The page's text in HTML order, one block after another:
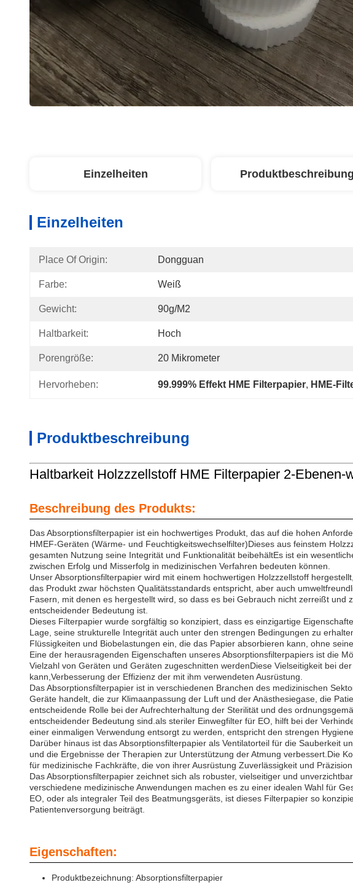
Einzelheiten Produktbeschreibung
Einzelheiten
Place Of Origin: Dongguan
Farbe: Weiß
Gewicht: 90g/m2
Haltbarkeit: Hoch
Porengröße: 20 Mikrometer
Hervorheben: 99.999% Effekt HME Filterpapier, HME-
Produktbeschreibung
Haltbarkeit Holzzzellstoff HME Filterpapier 2-
Beschreibung des Produkts:
Das Absorptionsfilterpapier ist ein hochwertiges Produkt, das auf die hohen
HMEF-Geräten (Wärme- und Feuchtigkeitswechselfilter)Dieses aus feinstem
gesamten Nutzung seine Integrität und Funktionalität beibehältEs ist ein
zwischen Erfolg und Misserfolg in medizinischen Verfahren bedeuten können.
Unser Absorptionsfilterpapier wird mit einem hochwertigen Holzzzellstoff
das Produkt zwar höchsten Qualitätsstandards entspricht, aber auch
Fasern, mit denen es hergestellt wird, so dass es bei Gebrauch nicht zerreißt
entscheidender Bedeutung ist.
Dieses Filterpapier wurde sorgfältig so konzipiert, dass es einzigartige
Lage, seine strukturelle Integrität auch unter den strengen Bedingungen zu
Flüssigkeiten und Biobelastungen ein, die das Papier absorbieren kann, ohne
Eine der herausragenden Eigenschaften unseres Absorptionsfilterpapiers ist die
Vielzahl von Geräten und Geräten zugeschnitten werdenDiese Vielseitigkeit bei
kann,Verbesserung der Effizienz der mit ihm verwendeten Ausrüstung.
Das Absorptionsfilterpapier ist in verschiedenen Branchen des medizinischen
Geräte handelt, die zur Klimaanpassung der Luft und der Anästhesiegase, die
entscheidende Rolle bei der Aufrechterhaltung der Sterilität und des
entscheidender Bedeutung sind.als steriler Einwegfilter für EO, hilft bei der
einer einmaligen Verwendung entsorgt zu werden, entspricht den strengen
Darüber hinaus ist das Absorptionsfilterpapier als Ventilatorteil für die Sauberkeit
und die Ergebnisse der Therapien zur Unterstützung der Atmung verbessert.Die
für medizinische Fachkräfte, die von ihrer Ausrüstung Zuverlässigkeit und Präzision
Das Absorptionsfilterpapier zeichnet sich als robuster, vielseitiger und
verschiedene medizinische Anwendungen machen es zu einer idealen Wahl für
EO, oder als integraler Teil des Beatmungsgeräts, ist dieses Filterpapier so
Patientenversorgung beiträgt.
Eigenschaften:
Produktbezeichnung: Absorptionsfilterpapier